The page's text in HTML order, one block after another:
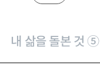
내 삶을 돌본 것 ⑤